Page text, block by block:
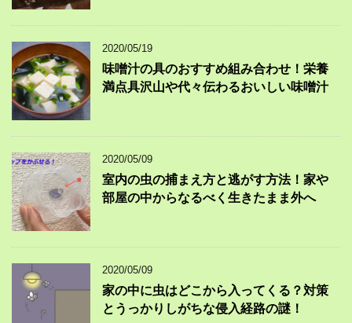
2020/05/19
味噌汁の具のおすすめ組み合わせ！栄養
満点具沢山や代々伝わるおいしい味噌汁
2020/05/09
室内の虫の捕まえ方と逃がす方法！家や
部屋の中からなるべく生きたまま外へ
2020/05/09
家の中に虫はどこから入ってくる？対策
とうっかりしがちな侵入経路の謎！